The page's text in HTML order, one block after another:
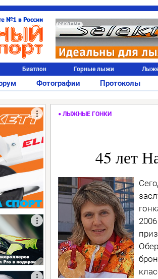
РЕКЛАМА
Биатлон Горные лыжи
Фотографии Протоколы
ЛЫЖНЫЕ ГОНКИ
45 лет